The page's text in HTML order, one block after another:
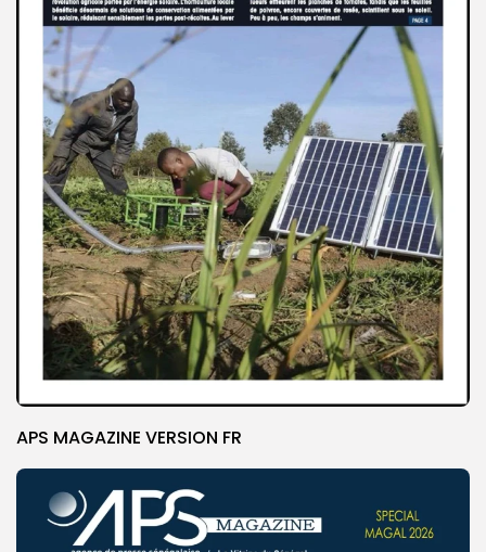
APS MAGAZINE VERSION FR